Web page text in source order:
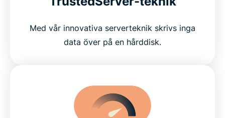
Med vår innovativa serverteknik skrivs inga
data över på en hårddisk.